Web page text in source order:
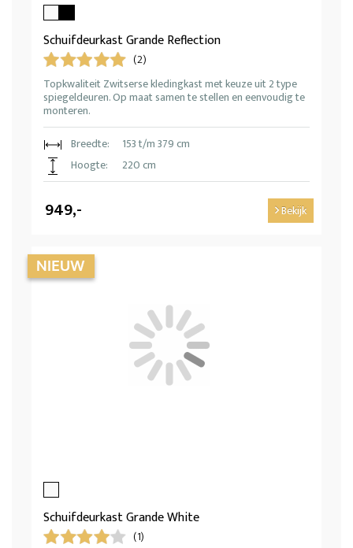
Schuifdeurkast Grande Reflection
(2)
Topkwaliteit Zwitserse kledingkast met keuze uit 2 type
spiegeldeuren. Op maat samen te stellen en eenvoudig te
monteren.
Breedte:
153 t/m 379 cm
Hoogte:
220 cm
949,- Bekijk
Schuifdeurkast Grande White
(1)